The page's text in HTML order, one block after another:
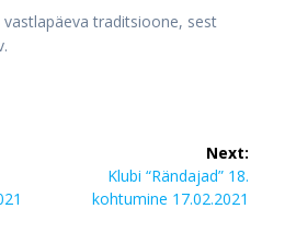
traditsioone, sest
Next:
Next
post:
Klubi “Rändajad” 18.
kohtumine 17.02.2021